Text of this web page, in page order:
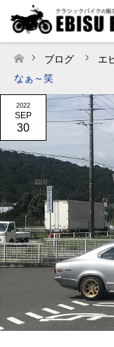
ホーム
ブログ エ
なぁ～笑
2022
SEP
30